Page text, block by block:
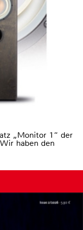
„Monitor 1“ der
haben den